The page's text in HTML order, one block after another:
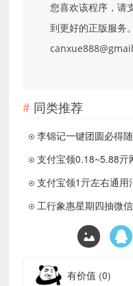
您喜欢该程序，请
到更好的正版服务
同类推荐
有价值 (0)